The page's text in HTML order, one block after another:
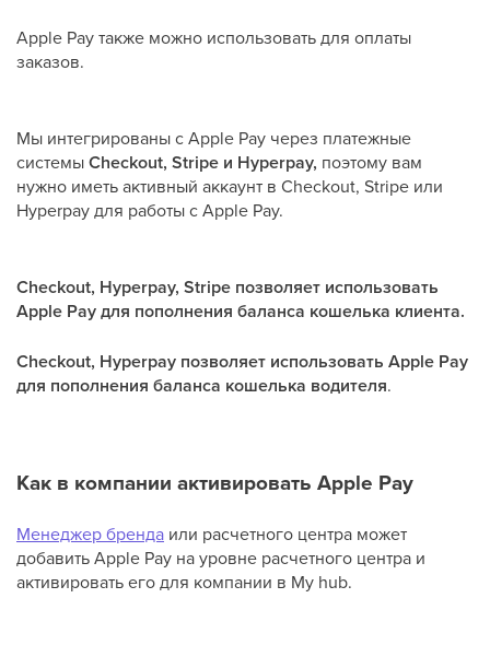
Apple Pay также можно использовать для оплаты
заказов.
Мы интегрированы с Apple Pay через платежные
системыCheckout, Stripe и Hyperpay, поэтому вам
нужно иметь активный аккаунт в Checkout, Stripe или
Hyperpay для работы с Apple Pay.
Checkout, Hyperpay, Stripe позволяет использовать
Apple Pay для пополнения баланса кошелька клиента.
Checkout, Hyperpay позволяет использовать Apple Pay
для пополнения баланса кошелька водителя.
Как в компании активировать Apple Pay
Менеджер бренда или расчетного центра может
добавить Apple Pay на уровне расчетного центра и
активировать его для компании в My hub.